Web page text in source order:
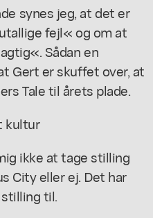
synes jeg, at det er
fejl« og om at
Sådan en
Gert er skuffet over, at
Tale til årets plade.
kultur
ikke at tage stilling
City eller ej. Det har
til.